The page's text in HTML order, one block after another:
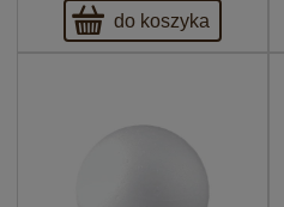
do koszyka